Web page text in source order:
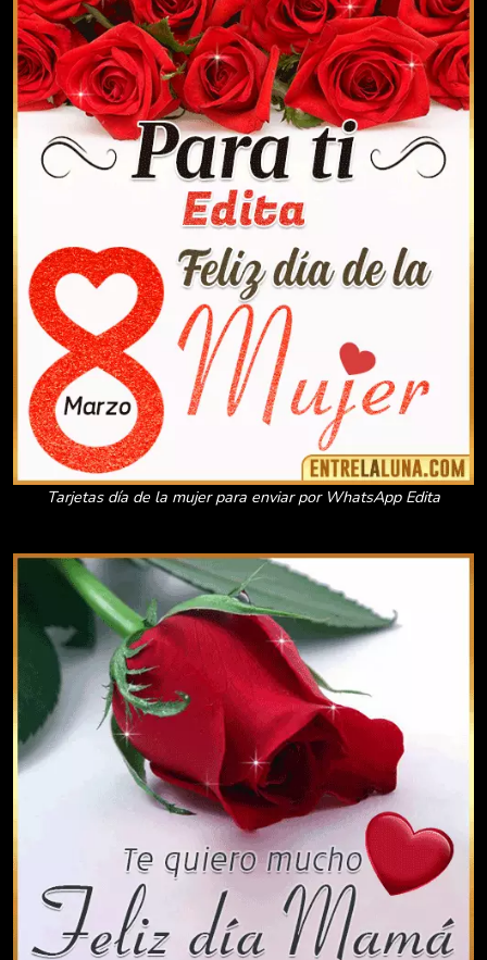
Tarjetas día de la mujer para enviar por WhatsApp Edita